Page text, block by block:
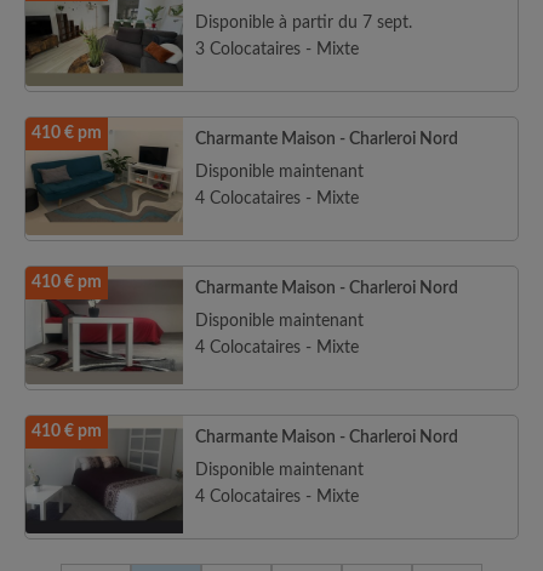
Disponible à partir du 7 sept.
3 Colocataires - Mixte
410 € pm
Charmante Maison - Charleroi Nord
Disponible maintenant
4 Colocataires - Mixte
410 € pm
Charmante Maison - Charleroi Nord
Disponible maintenant
4 Colocataires - Mixte
410 € pm
Charmante Maison - Charleroi Nord
Disponible maintenant
4 Colocataires - Mixte